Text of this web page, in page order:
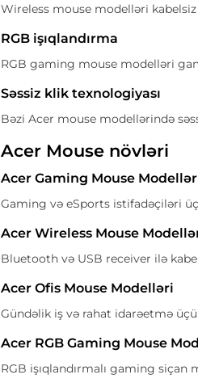
Wireless mouse modelləri
RGB işıqlandırma
RGB gaming mouse modelləri
Səssiz klik texnologiyası
Bəzi Acer mouse modellərində
Acer Mouse növləri
Acer Gaming Mouse
Gaming və eSports istifadəçiləri
Acer Wireless Mouse
Bluetooth və USB receiver ilə
Acer Ofis Mouse Modelləri
Gündəlik iş və rahat idarəetmə
Acer RGB Gaming Mouse
RGB işıqlandırmalı gaming